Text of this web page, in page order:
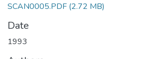
SCAN0005.PDF (2.72 MB)
Date
1993